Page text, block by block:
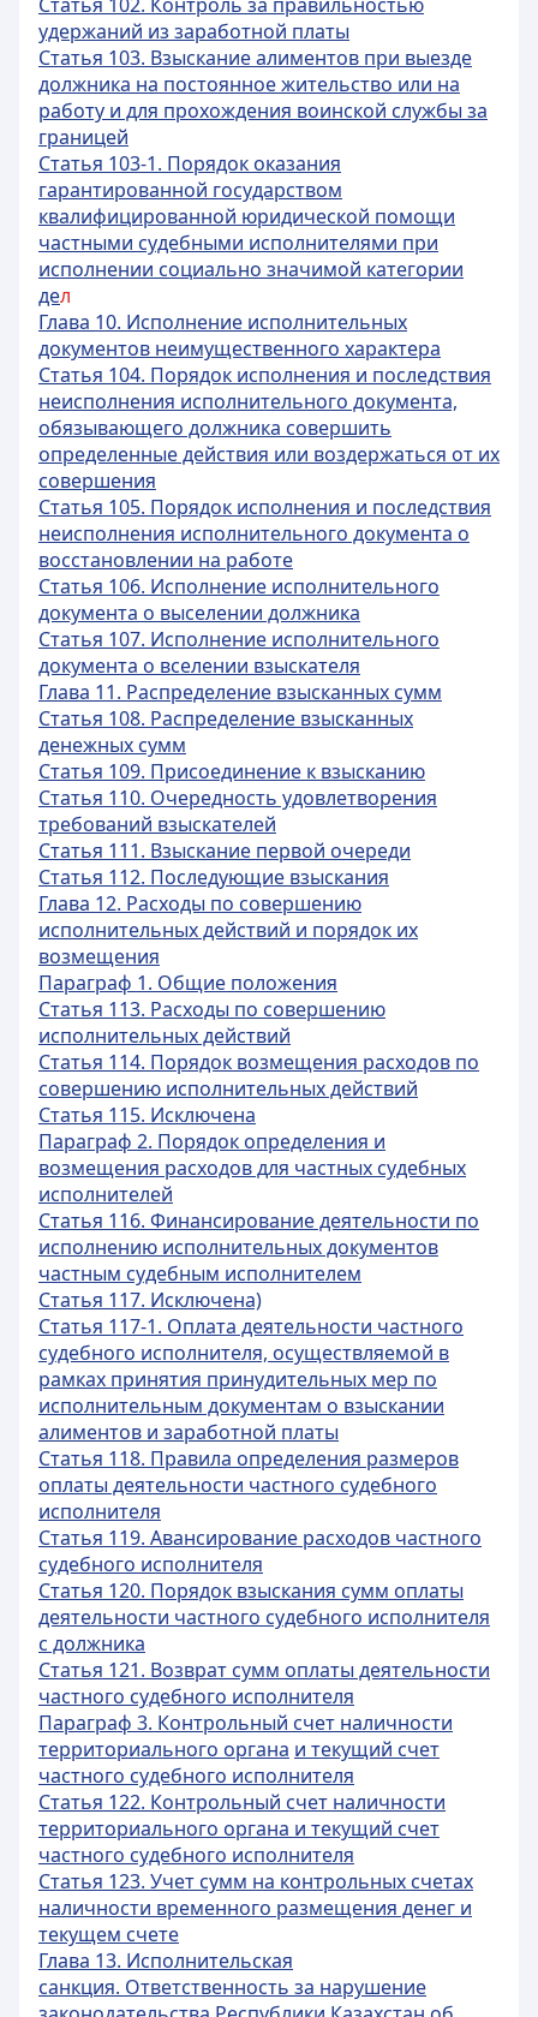
удержаний из заработной платы
Статья 103. Взыскание алиментов при выезде
должника на постоянное жительство или на
работу и для прохождения воинской службы за
границей
Статья 103-1. Порядок оказания
гарантированной государством
квалифицированной юридической помощи
частными судебными исполнителями при
исполнении социально значимой категории
дел
Глава 10. Исполнение исполнительных
документов неимущественного характера
Статья 104. Порядок исполнения и последствия
неисполнения исполнительного документа,
обязывающего должника совершить
определенные действия или воздержаться от их
совершения
Статья 105. Порядок исполнения и последствия
неисполнения исполнительного документа о
восстановлении на работе
Статья 106. Исполнение исполнительного
документа о выселении должника
Статья 107. Исполнение исполнительного
документа о вселении взыскателя
Глава 11. Распределение взысканных сумм
Статья 108. Распределение взысканных
денежных сумм
Статья 109. Присоединение к взысканию
Статья 110. Очередность удовлетворения
требований взыскателей
Статья 111. Взыскание первой очереди
Статья 112. Последующие взыскания
Глава 12. Расходы по совершению
исполнительных действий и порядок их
возмещения
Параграф 1. Общие положения
Статья 113. Расходы по совершению
исполнительных действий
Статья 114. Порядок возмещения расходов по
совершению исполнительных действий
Статья 115. Исключена
Параграф 2. Порядок определения и
возмещения расходов для частных судебных
исполнителей
Статья 116. Финансирование деятельности по
исполнению исполнительных документов
частным судебным исполнителем
Статья 117. Исключена)
Статья 117-1. Оплата деятельности частного
судебного исполнителя, осуществляемой в
рамках принятия принудительных мер по
исполнительным документам о взыскании
алиментов и заработной платы
Статья 118. Правила определения размеров
оплаты деятельности частного судебного
исполнителя
Статья 119. Авансирование расходов частного
судебного исполнителя
Статья 120. Порядок взыскания сумм оплаты
деятельности частного судебного исполнителя
с должника
Статья 121. Возврат сумм оплаты деятельности
частного судебного исполнителя
Параграф 3. Контрольный счет наличности
территориального органа и текущий счет
частного судебного исполнителя
Статья 122. Контрольный счет наличности
территориального органа и текущий счет
частного судебного исполнителя
Статья 123. Учет сумм на контрольных счетах
наличности временного размещения денег и
текущем счете
Глава 13. Исполнительская
санкция. Ответственность за нарушение